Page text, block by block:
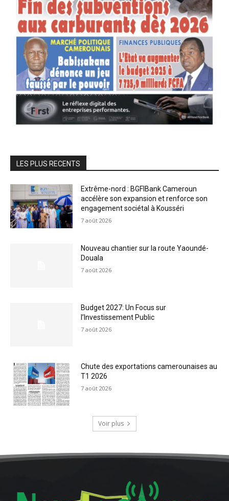
LES PLUS RECENTS
Extrême-nord : BGFIBank Cameroun
accélère son expansion et renforce son
engagement sociétal à Kousséri
7 août 2026
Nouveau chantier sur la route Yaoundé-
Douala
7 août 2026
Budget 2027: Un Focus sur
l’Investissement Public
7 août 2026
Chute des exportations camerounaises au
T1 2026
7 août 2026
Voir plus